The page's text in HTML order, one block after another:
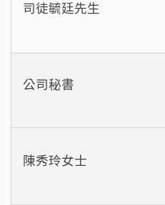
司徒毓廷先生
公司秘書
陳秀玲女士